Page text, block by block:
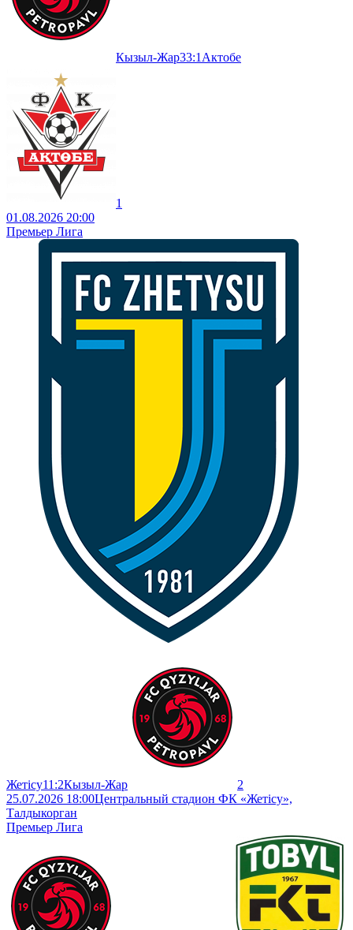
Кызыл-Жар33:1 Актобе
1
01.08.2026 20:00
Премьер Лига
Жетісу11 :2Кызыл-Жар
2
25.07.2026 18:00Центральный стадион ФК «Жетісу»,
Талдыкорган
Премьер Лига